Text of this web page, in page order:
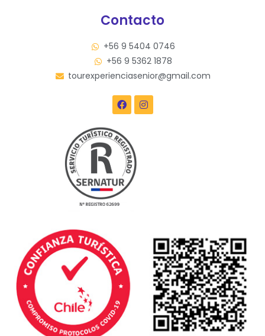
Contacto
+56 9 5404 0746
+56 9 5362 1878
tourexperienciasenior@gmail.com